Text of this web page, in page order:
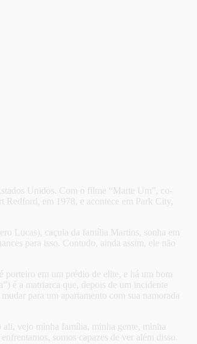
Unidos. Com o filme “Marte Um”, co-
em 1978, e acontece em Park City,
Lucas), caçula da família Martins, sonha em
para isso. Contudo, ainda assim, ele não
porteiro em um prédio de elite, e há um bom
é a matriarca que, depois de um incidente
para um apartamento com sua namorada
vejo minha família, minha gente, minha
somos capazes de ver além disso.